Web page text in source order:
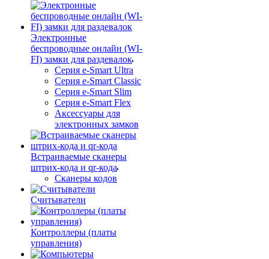
Электронные
беспроводные онлайн (WI-
FI) замки для раздевалок
Серия e-Smart Ultra
Серия e-Smart Classic
Серия e-Smart Slim
Серия e-Smart Flex
Аксессуары для
электронных замков
Встраиваемые сканеры
штрих-кода и qr-кода
Сканеры кодов
Считыватели
Контроллеры (платы
управления)